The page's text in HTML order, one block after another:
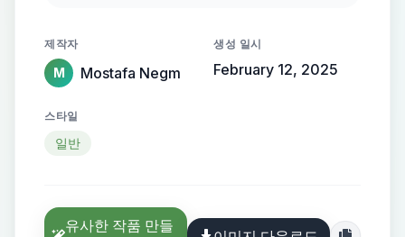
제작자
M Mostafa Negm
생성 일시
February 12, 2025
스타일
일반
유사한 작품 만들